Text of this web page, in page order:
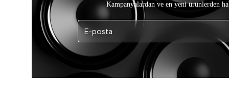
Kampanyalardan ve en yeni ürünlerden